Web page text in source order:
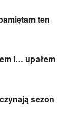
ten
i… upałem
sezon